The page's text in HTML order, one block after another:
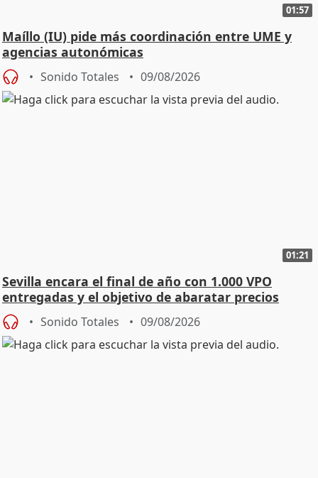
01:57
Maíllo (IU) pide más coordinación entre UME y
agencias autonómicas
Sonido Totales 09/08/2026
01:21
Sevilla encara el final de año con 1.000 VPO
entregadas y el objetivo de abaratar precios
Sonido Totales 09/08/2026